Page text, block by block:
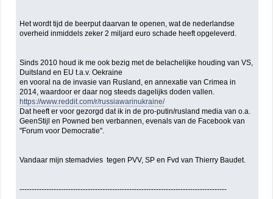
Het wordt tijd de beerput daarvan te openen, wat de nederlandse
overheid inmiddels zeker 2 miljard euro schade heeft opgeleverd.
Sinds 2010 houd ik me ook bezig met de belachelijke houding van VS,
Duitsland en EU t.a.v. Oekraine
en vooral na de invasie van Rusland, en annexatie van Crimea in
2014, waardoor er daar nog steeds dagelijks doden vallen.
https://www.reddit.com/r/russiawarinukraine/
Dat heeft er voor gezorgd dat ik in de pro-putin/rusland media van o.a.
GeenStijl en Powned ben verbannen, evenals van de Facebook van
"Forum voor Democratie".
Vandaar mijn stemadvies tegen PVV, SP en Fvd van Thierry Baudet.
-------------------------------------------------------------------------------------